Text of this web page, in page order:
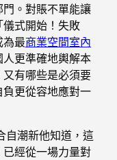
。對賬不單能讓
式開始！失敗
為最商業空間室內
更準確地輿解本
有哪些是必須要
更從容地應對一
自潮新他知道，這
經從一場力量對